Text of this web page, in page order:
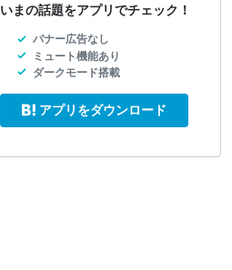
いまの話題をアプリでチェック！
バナー広告なし
ミュート機能あり
ダークモード搭載
アプリをダウンロード